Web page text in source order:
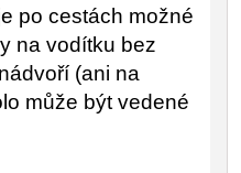
po cestách možné
na vodítku bez
(ani na
může být vedené